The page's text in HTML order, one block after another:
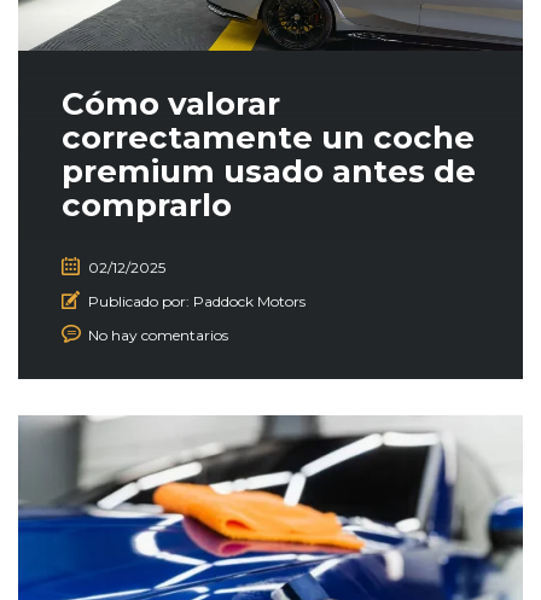
Cómo valorar
correctamente un coche
premium usado antes de
comprarlo
02/12/2025
Publicado por: Paddock Motors
No hay comentarios